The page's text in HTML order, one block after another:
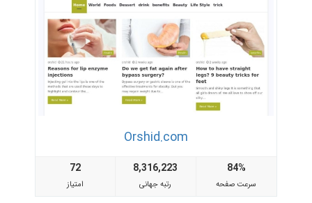
Orshid.com
72
امتیاز
8,316,223
رتبه جهانی
84%
سرعت صفحه